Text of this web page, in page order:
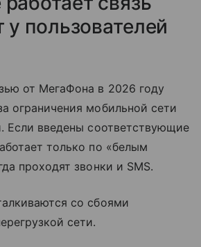
у пользователей
от МегаФона в 2026 году
ограничения мобильной сети
Если введены соответствующие
только по «белым
проходят звонки и SMS.
со сбоями
сети.